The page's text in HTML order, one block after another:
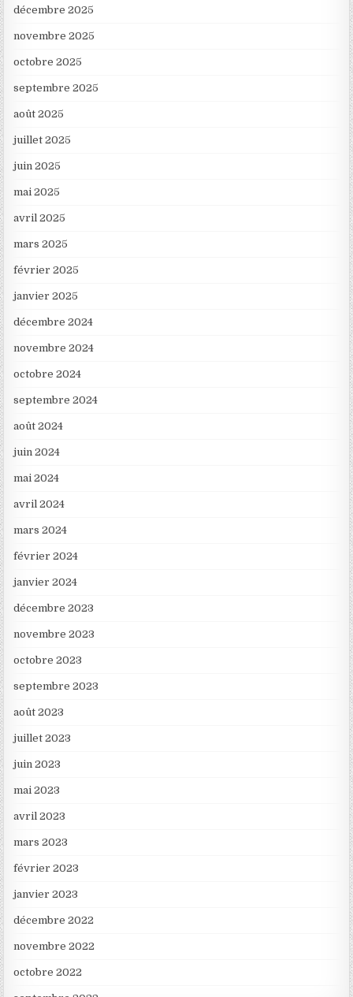
décembre 2025
novembre 2025
octobre 2025
septembre 2025
août 2025
juillet 2025
juin 2025
mai 2025
avril 2025
mars 2025
février 2025
janvier 2025
décembre 2024
novembre 2024
octobre 2024
septembre 2024
août 2024
juin 2024
mai 2024
avril 2024
mars 2024
février 2024
janvier 2024
décembre 2023
novembre 2023
octobre 2023
septembre 2023
août 2023
juillet 2023
juin 2023
mai 2023
avril 2023
mars 2023
février 2023
janvier 2023
décembre 2022
novembre 2022
octobre 2022